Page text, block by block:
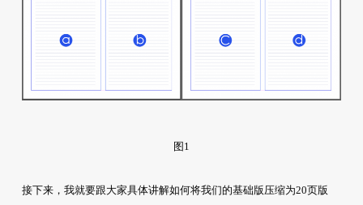
图1
接下来，我就要跟大家具体讲解如何将我们的基础版压缩为20页版